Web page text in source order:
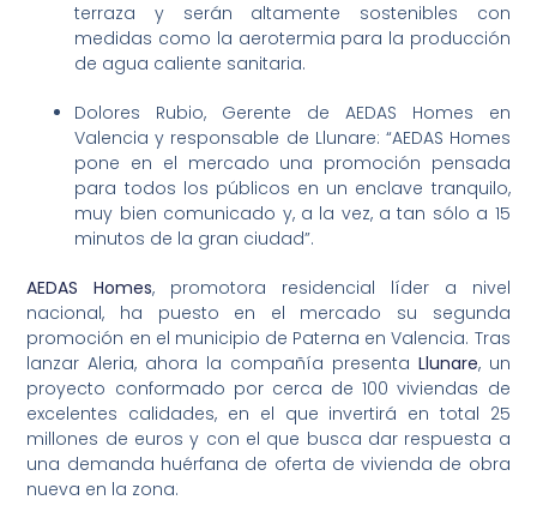
terraza y serán altamente sostenibles con
medidas como la aerotermia para la producción
de agua caliente sanitaria.
Dolores Rubio, Gerente de AEDAS Homes en
Valencia y responsable de Llunare: “AEDAS Homes
pone en el mercado una promoción pensada
para todos los públicos en un enclave tranquilo,
muy bien comunicado y, a la vez, a tan sólo a 15
minutos de la gran ciudad”.
AEDAS Homes, promotora residencial líder a nivel
nacional, ha puesto en el mercado su segunda
promoción en el municipio de Paterna en Valencia. Tras
lanzar Aleria, ahora la compañía presenta Llunare, un
proyecto conformado por cerca de 100 viviendas de
excelentes calidades, en el que invertirá en total 25
millones de euros y con el que busca dar respuesta a
una demanda huérfana de oferta de vivienda de obra
nueva en la zona.